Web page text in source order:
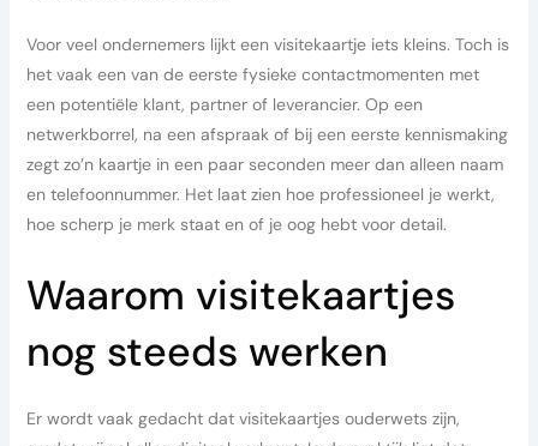
Voor veel ondernemers lijkt een visitekaartje iets kleins. Toch is
het vaak een van de eerste fysieke contactmomenten met
een potentiële klant, partner of leverancier. Op een
netwerkborrel, na een afspraak of bij een eerste kennismaking
zegt zo’n kaartje in een paar seconden meer dan alleen naam
en telefoonnummer. Het laat zien hoe professioneel je werkt,
hoe scherp je merk staat en of je oog hebt voor detail.
Waarom visitekaartjes
nog steeds werken
Er wordt vaak gedacht dat visitekaartjes ouderwets zijn,